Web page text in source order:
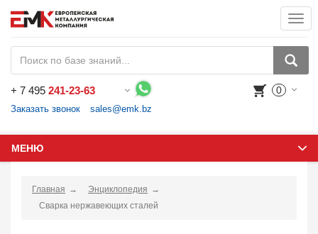
+ 7 495 241-23-63
Заказать звонок sales@emk.bz
0
МЕНЮ
Главная
Энциклопедия
Сварка нержавеющих сталей